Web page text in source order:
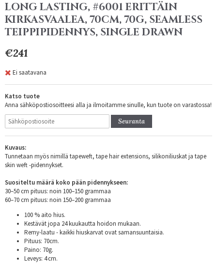
LONG LASTING, #6001 ERITTÄIN
KIRKASVAALEA, 70CM, 70G, SEAMLESS
TEIPPIPIDENNYS, SINGLE DRAWN
€241
Ei saatavana
Katso tuote
Anna sähköpostiosoitteesi alla ja ilmoitamme sinulle, kun tuote on varastossa!
Seuranta
Kuvaus:
Tunnetaan myös nimillä tapeweft, tape hair extensions, silikoniliuskat ja tape
skin weft -pidennykset.
Suositeltu määrä koko pään pidennykseen:
30–50 cm pituus: noin 100–150 grammaa
60–70 cm pituus: noin 150–200 grammaa
100 % aito hius.
Kestävät jopa 24 kuukautta hoidon mukaan.
Remy-laatu - kaikki hiuskarvat ovat samansuuntaisia.
Pituus: 70cm.
Paino: 70g.
Leveys: 4 cm.